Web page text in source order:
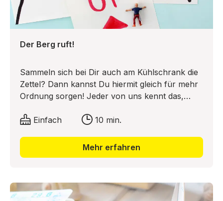
los!
Der Berg ruft!
Sammeln sich bei Dir auch am Kühlschrank die
Zettel? Dann kannst Du hiermit gleich für mehr
Ordnung sorgen! Jeder von uns kennt das,
Erinnerung an den Kühlschrank gepinnt
Idee für DIY-Kühlschrankmagnete mit
Bergsteigern, die sie Dir hier zeigt!
Einfach 10 min.
Mehr erfahren